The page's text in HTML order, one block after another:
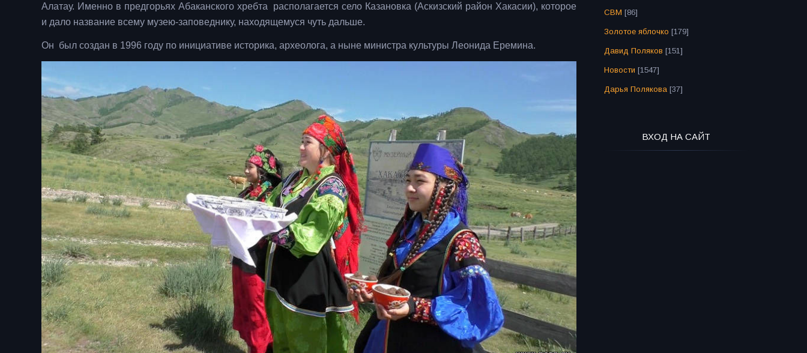
Алатау. Именно в предгорьях Абаканского хребта располагается село Казановка (Аскизский район Хакасии), которое
и дало название всему музею-заповеднику, находящемуся чуть дальше.
Он был создан в 1996 году по инициативе историка, археолога, а ныне министра культуры Леонида Еремина.
СВМ [86]
Золотое яблочко [179]
Давид Поляков [151]
Новости [1547]
Дарья Полякова [37]
ВХОД НА САЙТ